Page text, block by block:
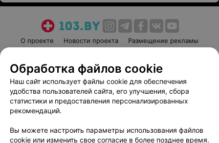
О проекте Новости проекта
Размещение рекламы
Пользовательское соглашение
Способы оплаты
Вакансии
Партнеры
Написать руководителю 103.by
Обработка персональных данных
Обработка файлов cookie
Наш сайт использует файлы cookie для обеспечения
удобства пользователей сайта, его улучшения, сбора
статистики и предоставления персонализированных
рекомендаций.
Вы можете настроить параметры использования файлов
cookie или изменить свое согласие в более позднее время.